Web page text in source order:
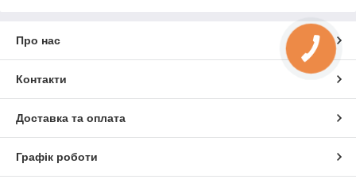
Про нас
Контакти
Доставка та оплата
Графік роботи
КНОПКА
ЗВ'ЯЗКУ